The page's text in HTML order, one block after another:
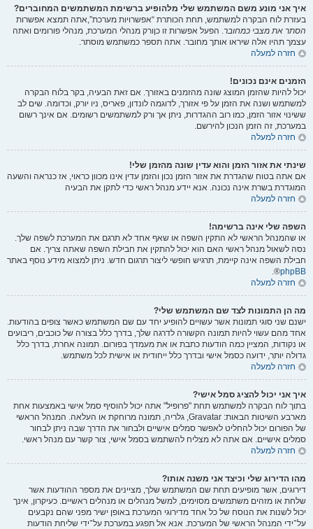
איך אני מונע משם המשתמש שלי מלהופיע ברשימת המשתמשים המחוברים?
בעזרת לוח הבקרה למשתמש, תחת הכותרת “אפשרויות מערכת”,אתה תמצא אפשרות
הסתר את מצבי כמחובר. הפעל אפשרות זו כןורק מנהלי המערכת, מנהלי פורומים ואתה
עצמך תהיו אלה שיראו אותך מחובר. אתה תספר כמשתמש מוסתר.
חזרה למעלה
הזמנים אינם נכונים!
יכול להיות שהזמן המוצג שונה מהזמנים באזורך. אם זאת הבעיה, בקר בלוח הבקרה
למשתמש ושנה את הזמן על פי אזורך, לדוגמה לונדון, פאריס, ניו יורק, וכדומה. שים לב
ששינוי אזור הזמן, כמו רוב ההגדרות, ניתן אך ורק למשתמשים רשומים. אם אינך רשום
במערכת, זה הזמן הנכון להירשם.
חזרה למעלה
שינתי את אזור הזמן והוא עדין שונה מהזמן שלי!
אם אתה בטוח שהגדרת את אזור הזמן נכון והזמן עדין אינו מכוון כראוי, אז כנראה והשעה
המוגדרת בשרת אינה נכונה. אנא יידע מנהל ראשי כדי לתקן את הבעיה
חזרה למעלה
השפה שלי אינה ברשימה!
או שהמנהל הראשי לא התקין השפה או שאף אחד לא תרגם את המערכת לשפה שלך.
נסה לשאול מנהל ראשי האם הוא יכול להתקין את חבילת השפה שאתה צריך. אם
חבילת השפה אינה קיימת, תרגיש חופשי ליצור תרגום חדש. ניתן למצוא מידע נוסף באתר
phpBB
®.
חזרה למעלה
מה הן התמונות לצד שם המשתמש שלי?
ישנם שני סוגי תמונות אשר עשויים להופיע יחד עם שם המשתמש כאשר צופים בהודעות.
אחד מהם עשוי להיות תמונה הקשורה לדרגה שלך, בדרך כלל בצורה של כוכבים, ריבועים
או נקודות, המציין כמה הודעות כתבת או את מעמדך בפורום. תמונה אחרת, בדרך כלל
גדולה יותר, ידועה כסמל אישי ובדרך כלל ייחודית או אישית לכל משתמש.
חזרה למעלה
איך אני יכול להציג סמל אישי?
בתוך לוח הבקרה למשתמש תחת "פרופיל" אתה יכול להוסיף סמל אישי באמצעות אחת
מארבע השיטות הבאות: Gravatar, גלריה, תמונה מרוחקת או העלאה. המנהל הראשי
של הפורום יכול להחליט לאפשר סמלים אישיים ולבחור את הדרך שבה ניתן לבחור
סמלים אישיים. אם אתה לא מצליח להשתמש בסמל אישי, צור קשר עם מנהל ראשי.
חזרה למעלה
מהו הדירוג שלי וכיצד אני משנה אותו?
דירוגים, אשר מופיעים תחת שם המשתמש שלך, מציינים את מספר ההודעות אשר
שלחת או מזהים משתמשים מסוימים, למשל מנהלים או מנהלים ראשיים. כעיקרון, אינך
יכול לשנות את הנוסח של כל אחד מדירוגי המערכת באופן ישיר מפני שהם נקבעים
על־ידי המנהל הראשי של המערכת. אנא אל תפגע במערכת על־ידי שליחת הודעות